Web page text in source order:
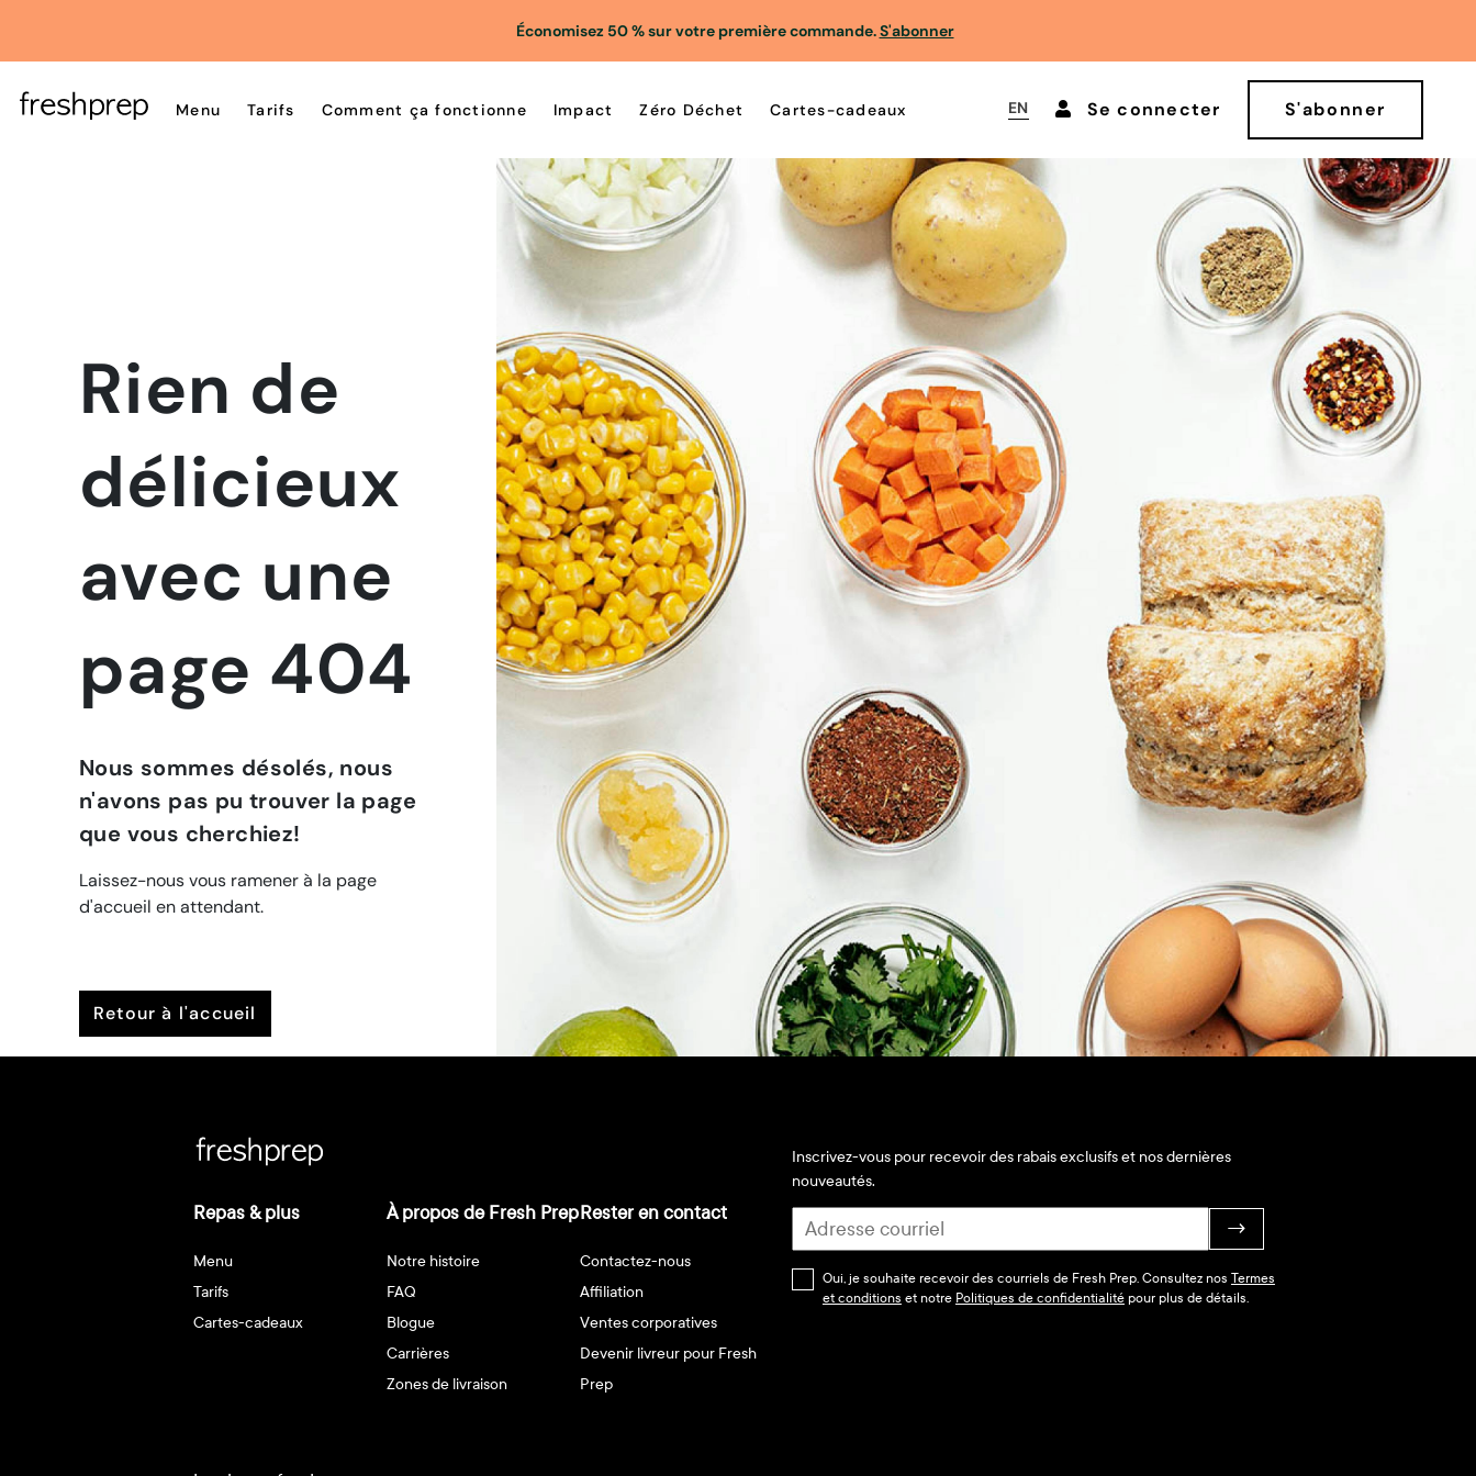
Économisez 50 % sur votre première commande.S'abonner
Menu Tarifs Comment ça fonctionne Impact Zéro Déchet Cartes-cadeaux EN Se connecter S'abonner
Rien de
délicieux
avec une
page 404
Nous sommes désolés, nous
n'avons pas pu trouver la page
que vous cherchiez!
Laissez-nous vous ramener à la page
d'accueil en attendant.
retour à l'accueil
Repas & plus
Menu
Tarifs
Cartes-cadeaux
À propos de Fresh Prep
Notre histoire
FAQ
Blogue
Carrières
Zones de livraison
Rester en contact
Contactez-nous
Affiliation
Ventes corporatives
Devenir livreur pour Fresh
Prep
Inscrivez-vous pour recevoir des rabais exclusifs et nos dernières
nouveautés.
→
Oui, je souhaite recevoir des courriels de Fresh Prep. Consultez nos Termes
et conditions et notre Politiques de confidentialitépour plus de détails.